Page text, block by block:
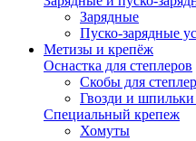
Зарядные
Пуско-зарядные
Метизы и крепёж
Оснастка для степлеров
Скобы для
Гвозди и шпильки
Специальный крепеж
Хомуты